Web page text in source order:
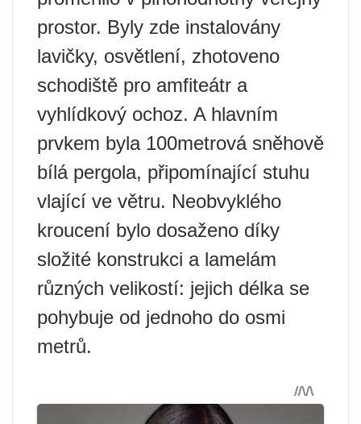
prostor. Byly zde instalovány
lavičky, osvětlení, zhotoveno
schodiště pro amfiteátr a
vyhlídkový ochoz. A hlavním
prvkem byla 100metrová sněhově
bílá pergola, připomínající stuhu
vlající ve větru. Neobvyklého
kroucení bylo dosaženo díky
složité konstrukci a lamelám
různých velikostí: jejich délka se
pohybuje od jednoho do osmi
metrů.